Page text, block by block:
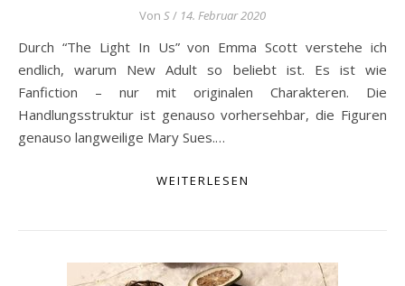
Von S/ 14. Februar 2020
Durch “The Light In Us” von Emma Scott verstehe ich
endlich, warum New Adult so beliebt ist. Es ist wie
Fanfiction – nur mit originalen Charakteren. Die
Handlungsstruktur ist genauso vorhersehbar, die Figuren
genauso langweilige Mary Sues.…
WEITERLESEN